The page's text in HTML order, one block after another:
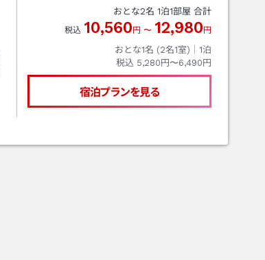
おとな2名 1泊1部屋 合計
税込 10,560 円 〜 12,980 円
おとな1名 (2名1室)｜ 1泊
税込 5,280円〜6,490円
宿泊プランを見る